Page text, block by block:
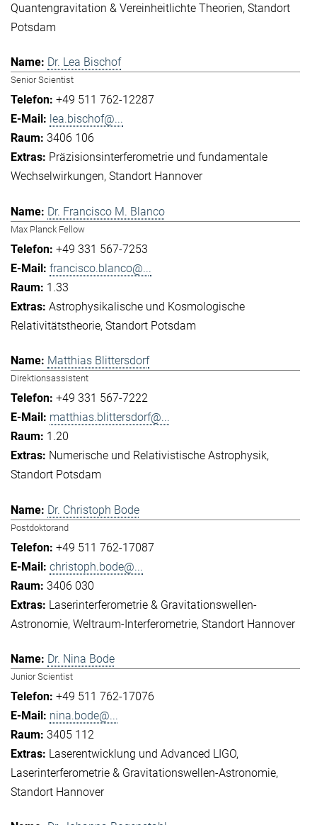
Quantengravitation & Vereinheitlichte Theorien Standort
Potsdam
Dr. Lea Bischof
Senior Scientist
+49 511 762-12287
lea.bischof@...
3406 106
Präzisionsinterferometrie und fundamentale
Wechselwirkungen Standort Hannover
Dr. Francisco M. Blanco
Max Planck Fellow
+49 331 567-7253
francisco.blanco@...
1.33
Astrophysikalische und Kosmologische
Relativitätstheorie Standort Potsdam
Matthias Blittersdorf
Direktionsassistent
+49 331 567-7222
matthias.blittersdorf@...
1.20
Numerische und Relativistische Astrophysik
Standort Potsdam
Dr. Christoph Bode
Postdoktorand
+49 511 762-17087
christoph.bode@...
3406 030
Laserinterferometrie & Gravitationswellen-
Astronomie Weltraum-Interferometrie Standort Hannover
Dr. Nina Bode
Junior Scientist
+49 511 762-17076
nina.bode@...
3405 112
Laserentwicklung und Advanced LIGO
Laserinterferometrie & Gravitationswellen-Astronomie
Standort Hannover